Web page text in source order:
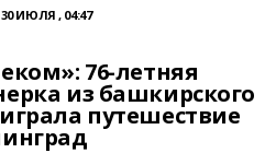
30 ИЮЛЯ , 04:47
76-летняя
из башкирского
путешествие